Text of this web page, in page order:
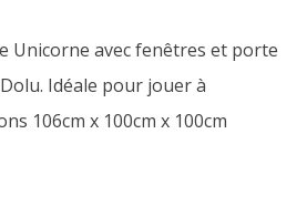
Unicorne avec fenêtres et porte
Idéale pour jouer à
106cm x 100cm x 100cm